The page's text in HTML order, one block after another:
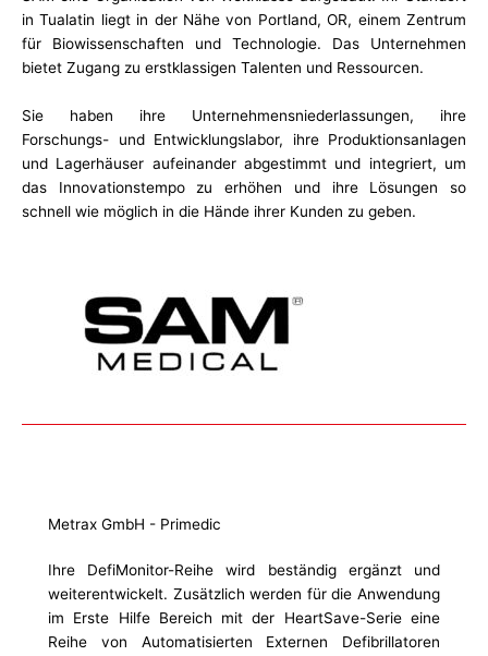
in Tualatin liegt in der Nähe von Portland, OR, einem Zentrum
für Biowissenschaften und Technologie. Das Unternehmen
bietet Zugang zu erstklassigen Talenten und Ressourcen.
Sie haben ihre Unternehmensniederlassungen, ihre
Forschungs- und Entwicklungslabor, ihre Produktionsanlagen
und Lagerhäuser aufeinander abgestimmt und integriert, um
das Innovationstempo zu erhöhen und ihre Lösungen so
schnell wie möglich in die Hände ihrer Kunden zu geben.
Metrax GmbH - Primedic
Ihre DefiMonitor-Reihe wird beständig ergänzt und
weiterentwickelt. Zusätzlich werden für die Anwendung
im Erste Hilfe Bereich mit der HeartSave-Serie eine
Reihe von Automatisierten Externen Defibrillatoren